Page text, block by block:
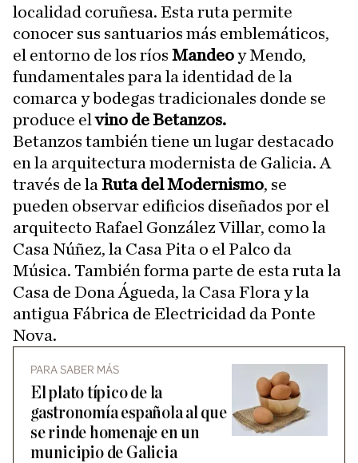
localidad coruñesa. Esta ruta permite
conocer sus santuarios más emblemáticos,
el entorno de los ríos Mandeoy Mendo,
fundamentales para la identidad de la
comarca y bodegas tradicionales donde se
produce elvino de Betanzos.
Betanzos también tiene un lugar destacado
en la arquitectura modernista de Galicia. A
través de la Ruta del Modernismo, se
pueden observar edificios diseñados por el
arquitecto Rafael González Villar, como la
Casa Núñez, la Casa Pita o el Palco da
Música. También forma parte de esta ruta la
Casa de Dona Águeda, la Casa Flora y la
antigua Fábrica de Electricidad da Ponte
Nova.
PARA SABER MÁS
El plato típico de la
gastronomía española al que
se rinde homenaje en un
municipio de Galicia